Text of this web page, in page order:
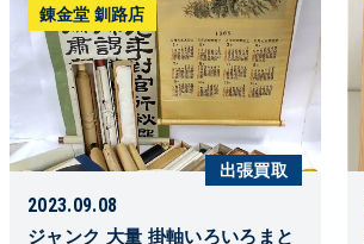
錬金堂 釧路店
出張買取
2023.09.08
ジャンク 大量 掛軸いろいろまと